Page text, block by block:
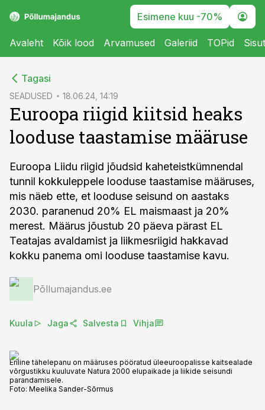
Esimene kuu -70%
Avaleht Kõik lood Arvamused Galeriid TOPid
Tagasi
SEADUSED 18.06.24, 14:19
Euroopa riigid kiitsid heaks
looduse taastamise määruse
Euroopa Liidu riigid jõudsid kaheteistkümnendal
tunnil kokkuleppele looduse taastamise määruses,
mis näeb ette, et looduse seisund on aastaks
2030. paranenud 20% EL maismaast ja 20%
merest. Määrus jõustub 20 päeva pärast EL
Teatajas avaldamist ja liikmesriigid hakkavad
kokku panema omi looduse taastamise kavu.
Põllumajandus.ee
Kuula Jaga Salvesta Vihja
Eriline tähelepanu on määruses pööratud üleeuroopalisse kaitsealade
võrgustikku kuuluvate Natura 2000 elupaikade ja liikide seisundi
parandamisele.
Foto: Meelika Sander-Sõrmus